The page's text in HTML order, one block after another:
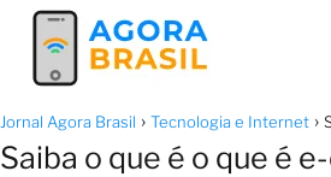
Jornal Agora Brasil Tecnologia e Internet
Saiba o que é o que é